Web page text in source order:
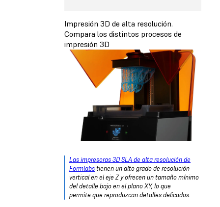
Impresión 3D de alta resolución.
Compara los distintos procesos de
impresión 3D
Las impresoras 3D SLA de alta resolución de
Formlabstienen un alto grado de resolución
vertical en el eje Z y ofrecen un tamaño mínimo
del detalle bajo en el plano XY, lo que
permite que reproduzcan detalles delicados.